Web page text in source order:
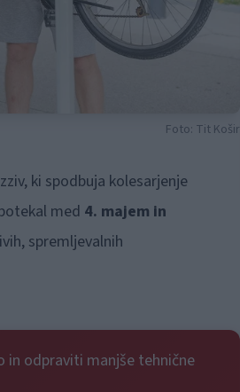
Foto: Tit Košir
ki spodbuja kolesarjenje
med 4. majem in
spremljevalnih
in odpraviti manjše tehnične